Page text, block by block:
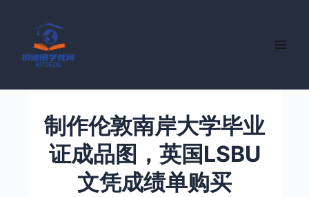
制作伦敦南岸大学毕业
证成品图，英国LSBU
文凭成绩单购买